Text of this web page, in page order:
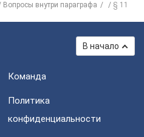
Вопросы внутри параграфа § 11
В начало
Команда
Политика
конфиденциальности